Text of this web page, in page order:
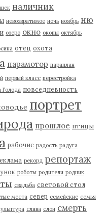
наличник
невозвратимое ночь ноябрь ню
озеро окно окопы октябрь
отец охота
парамотор параплан
первый класс перестройка
Голода повседневность
портрет
прошлое птицы
рабочие радость радуга
рекорд репортаж
роботы родители родник
свадьба световой стол
места север семейские семья
слива слон смерть